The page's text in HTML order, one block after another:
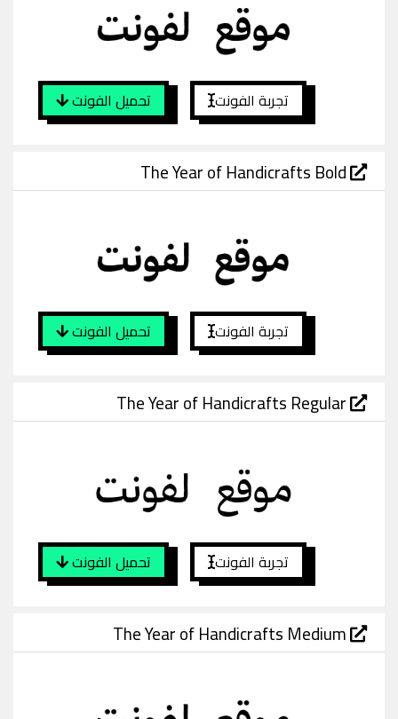
تحميل الفونت تجربة الفونت
The Year of Handicrafts Bold
تحميل الفونت تجربة الفونت
The Year of Handicrafts Regular
تحميل الفونت تجربة الفونت
The Year of Handicrafts Medium